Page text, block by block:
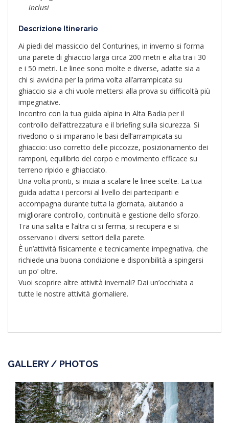
inclusi
Descrizione Itinerario
Ai piedi del massiccio del Conturines, in inverno si forma
una parete di ghiaccio larga circa 200 metri e alta tra i 30
e i 50 metri. Le linee sono molte e diverse, adatte sia a
chi si avvicina per la prima volta all’arrampicata su
ghiaccio sia a chi vuole mettersi alla prova su difficoltà più
impegnative.
Incontro con la tua guida alpina in Alta Badia per il
controllo dell’attrezzatura e il briefing sulla sicurezza. Si
rivedono o si imparano le basi dell’arrampicata su
ghiaccio: uso corretto delle piccozze, posizionamento dei
ramponi, equilibrio del corpo e movimento efficace su
terreno ripido e ghiacciato.
Una volta pronti, si inizia a scalare le linee scelte. La tua
guida adatta i percorsi al livello dei partecipanti e
accompagna durante tutta la giornata, aiutando a
migliorare controllo, continuità e gestione dello sforzo.
Tra una salita e l’altra ci si ferma, si recupera e si
osservano i diversi settori della parete.
È un’attività fisicamente e tecnicamente impegnativa, che
richiede una buona condizione e disponibilità a spingersi
un po’ oltre.
Vuoi scoprire altre attività invernali? Dai un’occhiata a
tutte le nostre attività giornaliere.
GALLERY / PHOTOS